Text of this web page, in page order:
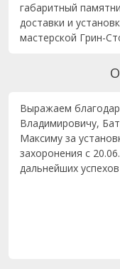
габаритный
доставки и
мастерской Грин-
Выражаем
Владимировичу,
Максиму за
захоронения с
дальнейших